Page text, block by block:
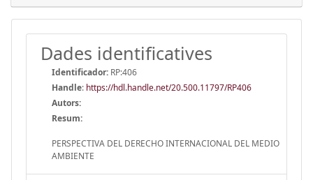
Dades identificatives
Identificador: RP:406
Handle: https://hdl.handle.net/20.500.11797/RP406
Autors:
Resum:
PERSPECTIVA DEL DERECHO INTERNACIONAL DEL MEDIO
AMBIENTE